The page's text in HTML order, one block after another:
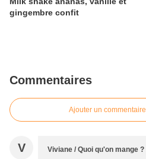
gingembre confit
Commentaires
Ajouter un commentaire
V Viviane / Quoi qu'on mange ?